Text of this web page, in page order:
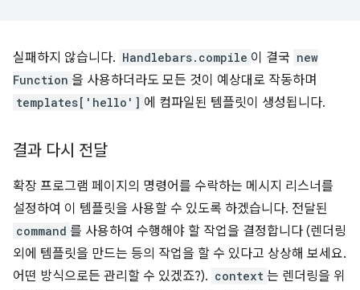
실패하지 않습니다. Handlebars.compile 이 결국 new
Function 을 사용하더라도 모든 것이 예상대로 작동하며
templates['hello'] 에 컴파일된 템플릿이 생성됩니다.
결과 다시 전달
확장 프로그램 페이지의 명령어를 수락하는 메시지 리스너를
설정하여 이 템플릿을 사용할 수 있도록 하겠습니다. 전달된
command 를 사용하여 수행해야 할 작업을 결정합니다 (렌더링
외에 템플릿을 만드는 등의 작업을 할 수 있다고 상상해 보세요.
어떤 방식으로든 관리할 수 있겠죠?). context 는 렌더링을 위